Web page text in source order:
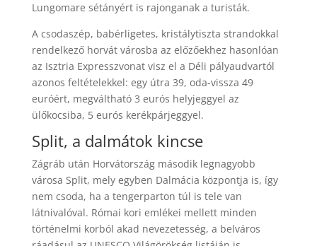
Lungomare sétányért is rajonganak a turisták.
A csodaszép, babérligetes, kristálytiszta strandokkal
rendelkező horvát városba az előzőekhez hasonlóan
az Isztria Expresszvonat visz el a Déli pályaudvartól
azonos feltételekkel: egy útra 39, oda-vissza 49
euróért, megváltható 3 eurós helyjeggyel az
ülőkocsiba, 5 eurós kerékpárjeggyel.
Split, a dalmátok kincse
Zágráb után Horvátország második legnagyobb
városa Split, mely egyben Dalmácia központja is, így
nem csoda, ha a tengerparton túl is tele van
látnivalóval. Római kori emlékei mellett minden
történelmi korból akad nevezetesség, a belváros